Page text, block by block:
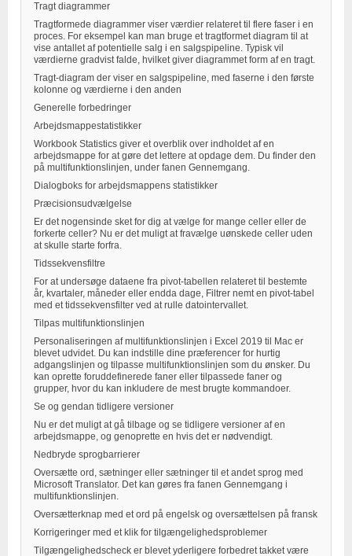
Tragt diagrammer
Tragtformede diagrammer viser værdier relateret til flere faser i en
proces. For eksempel kan man bruge et tragtformet diagram til at
vise antallet af potentielle salg i en salgspipeline. Typisk vil
værdierne gradvist falde, hvilket giver diagrammet form af en tragt.
Tragt-diagram der viser en salgspipeline, med faserne i den første
kolonne og værdierne i den anden
Generelle forbedringer
Arbejdsmappestatistikker
Workbook Statistics giver et overblik over indholdet af en
arbejdsmappe for at gøre det lettere at opdage dem. Du finder den
på multifunktionslinjen, under fanen Gennemgang.
Dialogboks for arbejdsmappens statistikker
Præcisionsudvælgelse
Er det nogensinde sket for dig at vælge for mange celler eller de
forkerte celler? Nu er det muligt at fravælge uønskede celler uden
at skulle starte forfra.
Tidssekvensfiltre
For at undersøge dataene fra pivot-tabellen relateret til bestemte
år, kvartaler, måneder eller endda dage, Filtrer nemt en pivot-tabel
med et tidssekvensfilter ved at rulle datointervallet.
Tilpas multifunktionslinjen
Personaliseringen af multifunktionslinjen i Excel 2019 til Mac er
blevet udvidet. Du kan indstille dine præferencer for hurtig
adgangslinjen og tilpasse multifunktionslinjen som du ønsker. Du
kan oprette foruddefinerede faner eller tilpassede faner og
grupper, hvor du kan inkludere de mest brugte kommandoer.
Se og gendan tidligere versioner
Nu er det muligt at gå tilbage og se tidligere versioner af en
arbejdsmappe, og genoprette en hvis det er nødvendigt.
Nedbryde sprogbarrierer
Oversætte ord, sætninger eller sætninger til et andet sprog med
Microsoft Translator. Det kan gøres fra fanen Gennemgang i
multifunktionslinjen.
Oversætterknap med et ord på engelsk og oversættelsen på fransk
Korrigeringer med et klik for tilgængelighedsproblemer
Tilgængelighedscheck er blevet yderligere forbedret takket være